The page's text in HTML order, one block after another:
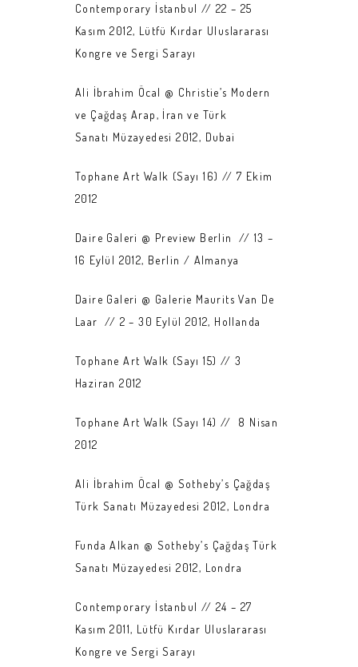
Contemporary İstanbul // 22 – 25
Kasım 2012, Lütfü Kırdar Uluslararası
Kongre ve Sergi Sarayı
Ali İbrahim Öcal @ Christie’s Modern
ve Çağdaş Arap, İran ve Türk
Sanatı Müzayedesi 2012, Dubai
Tophane Art Walk (Sayı 16) // 7 Ekim
2012
Daire Galeri @ Preview Berlin // 13 –
16 Eylül 2012, Berlin / Almanya
Daire Galeri @ Galerie Maurits Van De
Laar // 2 – 30 Eylül 2012, Hollanda
Tophane Art Walk (Sayı 15) // 3
Haziran 2012
Tophane Art Walk (Sayı 14) // 8 Nisan
2012
Ali İbrahim Öcal @ Sotheby’s Çağdaş
Türk Sanatı Müzayedesi 2012, Londra
Funda Alkan @ Sotheby’s Çağdaş Türk
Sanatı Müzayedesi 2012, Londra
Contemporary İstanbul // 24 – 27
Kasım 2011, Lütfü Kırdar Uluslararası
Kongre ve Sergi Sarayı